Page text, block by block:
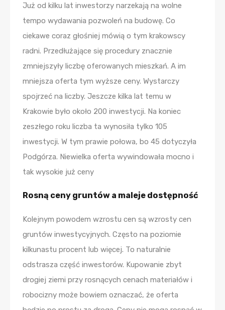
Już od kilku lat inwestorzy narzekają na wolne
tempo wydawania pozwoleń na budowę. Co
ciekawe coraz głośniej mówią o tym krakowscy
radni. Przedłużające się procedury znacznie
zmniejszyły liczbę oferowanych mieszkań. A im
mniejsza oferta tym wyższe ceny. Wystarczy
spojrzeć na liczby. Jeszcze kilka lat temu w
Krakowie było około 200 inwestycji. Na koniec
zeszłego roku liczba ta wynosiła tylko 105
inwestycji. W tym prawie połowa, bo 45 dotyczyła
Podgórza. Niewielka oferta wywindowała mocno i
tak wysokie już ceny
Rosną ceny gruntów a maleje dostępność
Kolejnym powodem wzrostu cen są wzrosty cen
gruntów inwestycyjnych. Często na poziomie
kilkunastu procent lub więcej. To naturalnie
odstrasza część inwestorów. Kupowanie zbyt
drogiej ziemi przy rosnących cenach materiałów i
robocizny może bowiem oznaczać, że oferta